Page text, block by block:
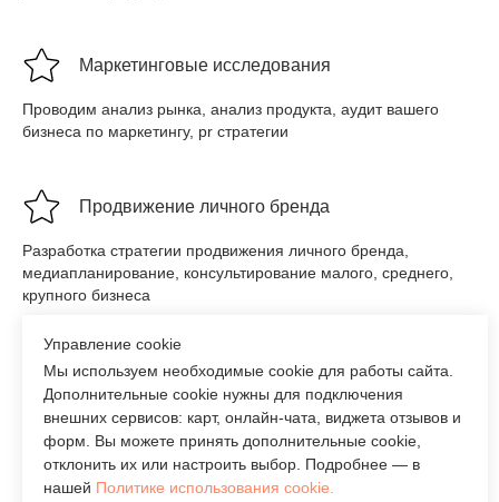
Маркетинговые исследования
Проводим анализ рынка, анализ продукта, аудит вашего
бизнеса по маркетингу, pr стратегии
Продвижение личного бренда
Разработка стратегии продвижения личного бренда,
медиапланирование, консультирование малого, среднего,
крупного бизнеса
Фирменный стиль и логотип
Разрабатываем бомбический фирменный стиль и логотипы
Нейминг
Управление cookie
Мы используем необходимые cookie для работы сайта.
Дополнительные cookie нужны для подключения
внешних сервисов: карт, онлайн-чата, виджета отзывов и
форм. Вы можете принять дополнительные cookie,
отклонить их или настроить выбор. Подробнее — в
нашей Политике использования cookie.